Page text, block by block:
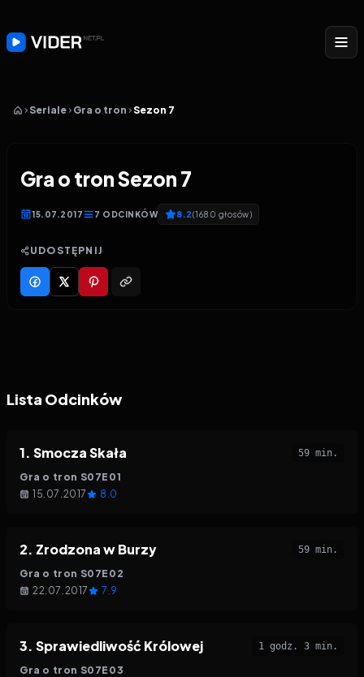
Seriale Gra o tron Sezon 7
Gra o tron Sezon 7
15.07.2017 7 ODCINKÓW 8.2(1680 głosów)
UDOSTĘPNIJ
Lista Odcinków
1. Smocza Skała 59 min.
Gra o tron S07E 01
15.07.2017
8.0
2. Zrodzona w Burzy 59 min.
Gra o tron S07E 02
22.07.2017
7.9
3. Sprawiedliwość Królowej 1 godz. 3 min.
Gra o tron S07E 03